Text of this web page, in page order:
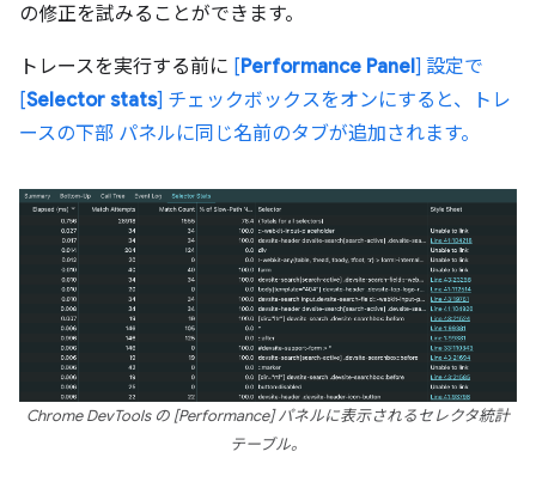
の修正を試みることができます。
トレースを実行する前に [Performance Panel] 設定で
[Selector stats] チェックボックスをオンにすると、トレ
ースの下部 パネルに同じ名前のタブが追加されます。
Chrome DevTools の [Performance] パネルに表示されるセレクタ統計
テーブル。